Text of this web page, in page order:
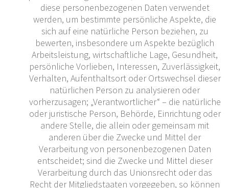
diese personenbezogenen Daten verwendet
werden, um bestimmte persönliche Aspekte, die
sich auf eine natürliche Person beziehen, zu
bewerten, insbesondere um Aspekte bezüglich
Arbeitsleistung, wirtschaftliche Lage, Gesundheit,
persönliche Vorlieben, Interessen, Zuverlässigkeit,
Verhalten, Aufenthaltsort oder Ortswechsel dieser
natürlichen Person zu analysieren oder
vorherzusagen; „Verantwortlicher“ – die natürliche
oder juristische Person, Behörde, Einrichtung oder
andere Stelle, die allein oder gemeinsam mit
anderen über die Zwecke und Mittel der
Verarbeitung von personenbezogenen Daten
entscheidet; sind die Zwecke und Mittel dieser
Verarbeitung durch das Unionsrecht oder das
Recht der Mitgliedstaaten vorgegeben, so können